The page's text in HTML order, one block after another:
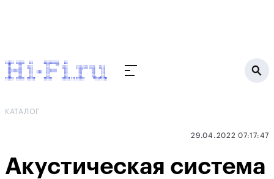
КАТАЛОГ
29.04.2022 07:17:47
Акустическая система